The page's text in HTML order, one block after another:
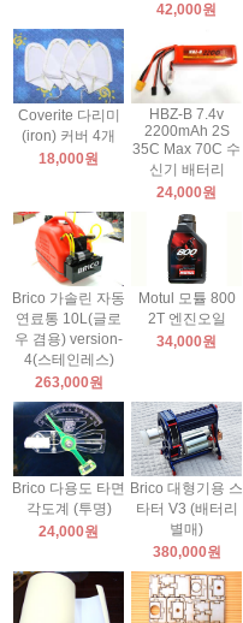
42,000원
Coverite 다리미
(iron) 커버 4개
18,000원
HBZ-B 7.4v
2200mAh 2S
35C Max 70C 수
신기 배터리
24,000원
Brico 가솔린 자동
연료통 10L(글로
우 겸용) version-
4(스테인레스)
263,000원
Motul 모튤 800
2T 엔진오일
34,000원
Brico 다용도 타면
각도계 (투명)
24,000원
Brico 대형기용 스
타터 V3 (배터리
별매)
380,000원